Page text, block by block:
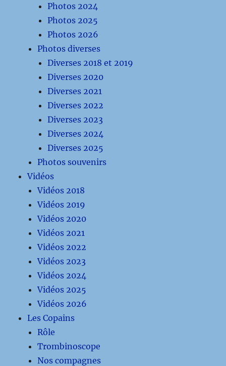
Photos 2024
Photos 2025
Photos 2026
Photos diverses
Diverses 2018 et 2019
Diverses 2020
Diverses 2021
Diverses 2022
Diverses 2023
Diverses 2024
Diverses 2025
Photos souvenirs
Vidéos
Vidéos 2018
Vidéos 2019
Vidéos 2020
Vidéos 2021
Vidéos 2022
Vidéos 2023
Vidéos 2024
Vidéos 2025
Vidéos 2026
Les Copains
Rôle
Trombinoscope
Nos compagnes